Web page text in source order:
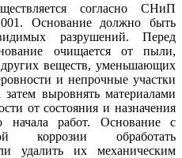
согласно СНиП
Основание должно быть
разрушений. Перед
очищается от пыли,
веществ, уменьшающих
и непрочные участки
выровнять материалами
от состояния и назначения
начала работ. Основание с
коррозии обработать
удалить их механическим